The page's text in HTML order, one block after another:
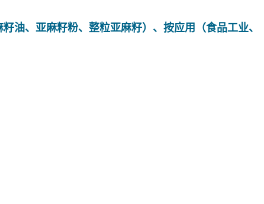
油、亚麻籽粉、整粒亚麻籽）、按应用（食品工业、